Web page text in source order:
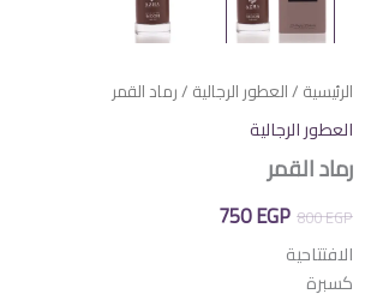
الرئيسية /العطور الرجالية / رماد القمر
العطور الرجالية
رماد القمر
800EGP
السعر
الأصلي
750EGP
الافتتاحية
كسبرة